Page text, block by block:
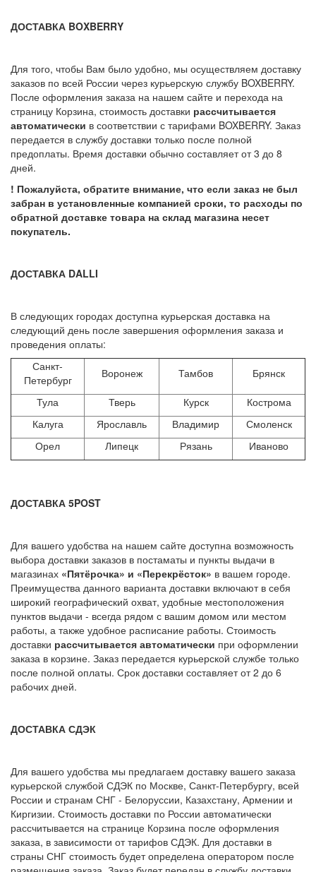
ДОСТАВКА BOXBERRY
Для того, чтобы Вам было удобно, мы осуществляем доставку
заказов по всей России через курьерскую службу BOXBERRY.
После оформления заказа на нашем сайте и перехода на
страницу Корзина, стоимость доставки рассчитывается
автоматически в соответствии с тарифами BOXBERRY. Заказ
передается в службу доставки только после полной
предоплаты. Время доставки обычно составляет от 3 до 8
дней.
! Пожалуйста, обратите внимание, что если заказ не был
забран в установленные компанией сроки, то расходы по
обратной доставке товара на склад магазина несет
покупатель.
ДОСТАВКА DALLI
В следующих городах доступна курьерская доставка на
следующий день после завершения оформления заказа и
проведения оплаты:
Санкт-
Петербург
Воронеж Тамбов Брянск
Тула Тверь Курск
Кострома
Калуга
Ярославль Владимир
Смоленск
Орел
Липецк Рязань Иваново
ДОСТАВКА 5POST
Для вашего удобства на нашем сайте доступна возможность
выбора доставки заказов в постаматы и пункты выдачи в
магазинах «Пятёрочка» и «Перекрёсток» в вашем городе.
Преимущества данного варианта доставки включают в себя
широкий географический охват, удобные местоположения
пунктов выдачи - всегда рядом с вашим домом или местом
работы, а также удобное расписание работы. Стоимость
доставки рассчитывается автоматически при оформлении
заказа в корзине. Заказ передается курьерской службе только
после полной оплаты. Срок доставки составляет от 2 до 6
рабочих дней.
ДОСТАВКА СДЭК
Для вашего удобства мы предлагаем доставку вашего заказа
курьерской службой СДЭК по Москве, Санкт-Петербургу, всей
России и странам СНГ - Белоруссии, Казахстану, Армении и
Киргизии. Стоимость доставки по России автоматически
рассчитывается на странице Корзина после оформления
заказа, в зависимости от тарифов СДЭК. Для доставки в
страны СНГ стоимость будет определена оператором после